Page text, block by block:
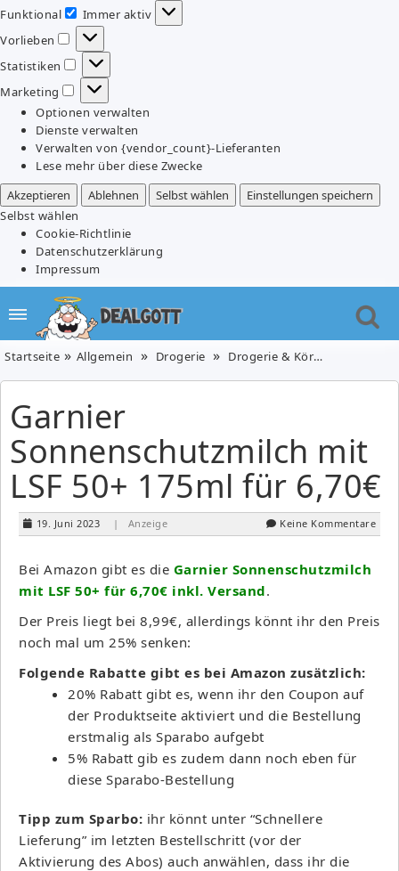
Funktional
Funktional
Immer aktiv
Vorlieben
Vorlieben
Statistiken
Statistiken
Marketing
Marketing
Optionen verwalten
Dienste verwalten
Verwalten von {vendor_count}-Lieferanten
Lese mehr über diese Zwecke
Akzeptieren
Ablehnen Selbst wählen
Einstellungen speichern
Selbst wählen
Cookie-Richtlinie
Datenschutzerklärung
Impressum
Startseite Allgemein Drogerie Drogerie & Körperpflege
Garnier
Sonnenschutzmilch mit
LSF 50+ 175ml für 6,70€
19. Juni 2023 | Anzeige Keine Kommentare
Bei Amazon gibt es die Garnier Sonnenschutzmilch
mit LSF 50+ für 6,70€ inkl. Versand.
Der Preis liegt bei 8,99€, allerdings könnt ihr den Preis
noch mal um 25% senken:
Folgende Rabatte gibt es bei Amazon zusätzlich:
20% Rabatt gibt es, wenn ihr den Coupon auf
der Produktseite aktiviert und die Bestellung
erstmalig als Sparabo aufgebt
5% Rabatt gib es zudem dann noch eben für
diese Sparabo-Bestellung
Tipp zum Sparbo: ihr könnt unter “Schnellere
Lieferung” im letzten Bestellschritt (vor der
Aktivierung des Abos) auch anwählen, dass ihr die